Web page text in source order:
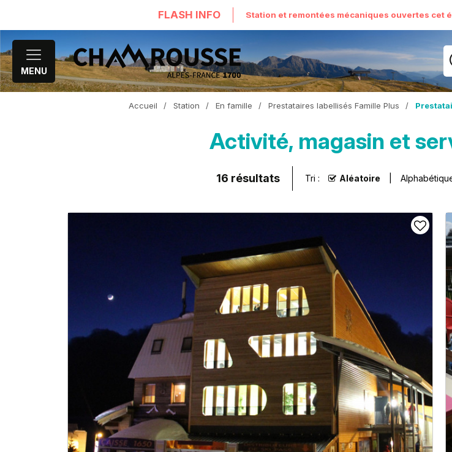
FLASH INFO Station et remontées mécaniques ouvertes cet
MENU
Accueil / Station / En famille / Prestataires labellisés Famille Plus /
Activité, magasin et
16 résultats Tri : Aléatoire